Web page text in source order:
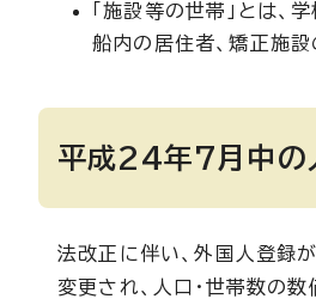
「施設等の世帯」とは
船内の居住者、矯正施
平成24年7月中の
法改正に伴い、外国人登録
変更され、人口・世帯数の数